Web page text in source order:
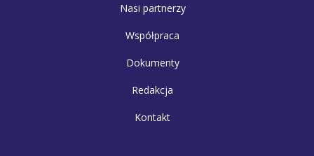
Nasi partnerzy
Współpraca
Dokumenty
Redakcja
Kontakt